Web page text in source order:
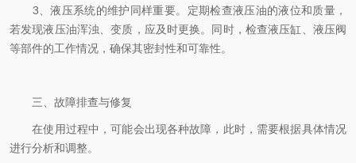
3、液压系统的维护同样重要。定期检查液压油的液位和质量，
若发现液压油浑浊、变质，应及时更换。同时，检查液压缸、液压阀
等部件的工作情况，确保其密封性和可靠性。
三、故障排查与修复
在使用过程中，可能会出现各种故障，此时，需要根据具体情况
进行分析和调整。